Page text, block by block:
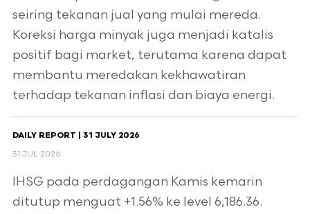
seiring tekanan jual yang mulai mereda.
Koreksi harga minyak juga menjadi katalis
positif bagi market, terutama karena dapat
membantu meredakan kekhawatiran
terhadap tekanan inflasi dan biaya energi.
DAILY REPORT | 31 JULY 2026
31 JUL 2026
IHSG pada perdagangan Kamis kemarin
ditutup menguat +1.56% ke level 6,186.36.